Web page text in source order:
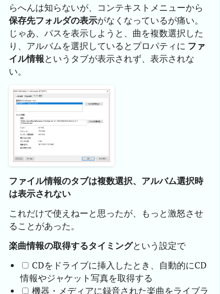
らへんは知らないが、コンテキストメニューから
保存先フォルダの表示がなくなっているが痛い。
じゃあ、パスを表示しようと、曲を複数選択した
り、アルバムを選択しているとプロパティに ファ
イル情報というタブが表示されず、表示されな
い。
ファイル情報のタブは複数選択、アルバム選択時
は表示されない
これだけで使えねーと思ったが、もっと激怒させ
ることがあった。
楽曲情報の取得するタイミングという設定で
CDをドライブに挿入したとき、自動的にCD
情報やジャケット写真を取得する
機器・メディアに録音された楽曲をライブラ